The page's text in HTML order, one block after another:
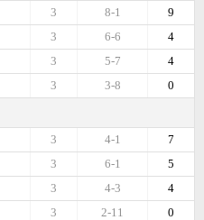
9
8-1
3
4
6-6
3
4
5-7
3
0
3-8
3
7
4-1
3
5
6-1
3
4
4-3
3
0
2-11
3